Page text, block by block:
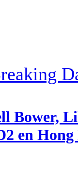
Bower,
en